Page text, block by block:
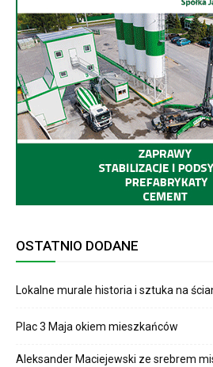
OSTATNIO DODANE
Lokalne murale historia i sztuka na
Plac 3 Maja okiem mieszkańców
Aleksander Maciejewski ze srebrem